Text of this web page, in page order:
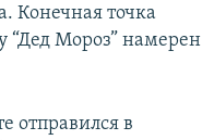
Конечная точка
“Дед Мороз” намерен
отправился в